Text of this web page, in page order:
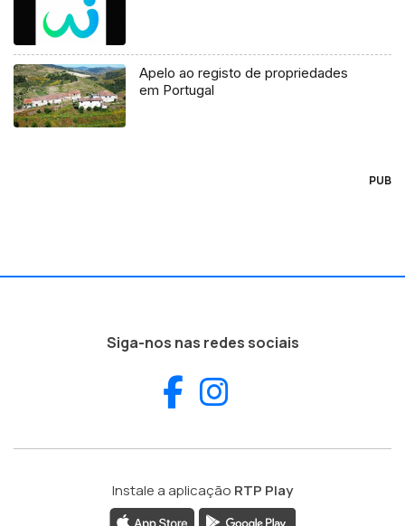
Apelo ao registo de propriedades
em Portugal
PUB
Siga-nos nas redes sociais
Facebook
Instale a aplicação RTP Play